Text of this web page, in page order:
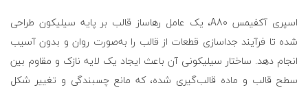
اسپری آکفیمس A80، یک عامل رهاساز قالب بر پایه سیلیکون طراحی
شده تا فرآیند جداسازی قطعات از قالب را به‌صورت روان و بدون آسیب
انجام دهد. ساختار سیلیکونی آن باعث ایجاد یک لایه نازک و مقاوم بین
سطح قالب و ماده قالب‌گیری شده، که مانع چسبندگی و تغییر شکل